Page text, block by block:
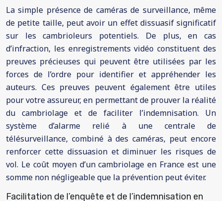
La simple présence de caméras de surveillance, même
de petite taille, peut avoir un effet dissuasif significatif
sur les cambrioleurs potentiels. De plus, en cas
d’infraction, les enregistrements vidéo constituent des
preuves précieuses qui peuvent être utilisées par les
forces de l’ordre pour identifier et appréhender les
auteurs. Ces preuves peuvent également être utiles
pour votre assureur, en permettant de prouver la réalité
du cambriolage et de faciliter l’indemnisation. Un
système d’alarme relié à une centrale de
télésurveillance, combiné à des caméras, peut encore
renforcer cette dissuasion et diminuer les risques de
vol. Le coût moyen d’un cambriolage en France est une
somme non négligeable que la prévention peut éviter.
Facilitation de l’enquête et de l’indemnisation en